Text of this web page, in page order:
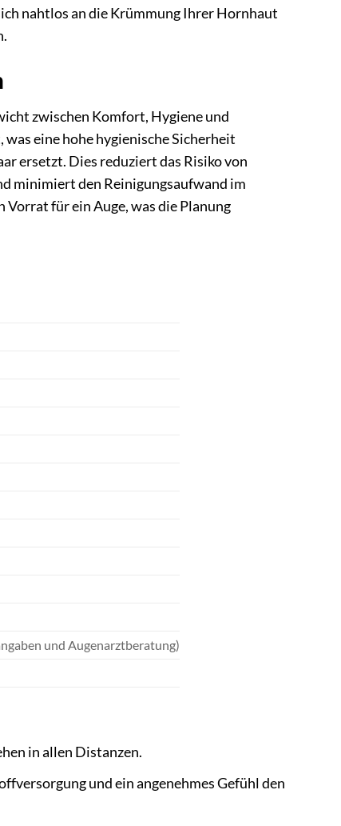
nahtlos an die Krümmung Ihrer Hornhaut
zwischen Komfort, Hygiene und
eine hohe hygienische Sicherheit
ersetzt. Dies reduziert das Risiko von
minimiert den Reinigungsaufwand im
für ein Auge, was die Planung
und Augenarztberatung)
in allen Distanzen.
und ein angenehmes Gefühl den